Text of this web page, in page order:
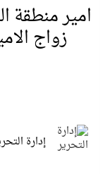
امير منطقة
زواج
إدارة